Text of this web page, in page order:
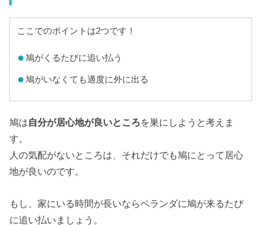
ここでのポイントは2つです！
鳩がくるたびに追い払う
鳩がいなくても適度に外に出る
鳩は自分が居心地が良いところを巣にしようと考えま
す。
人の気配がないところは、それだけでも鳩にとって居心
地が良いのです。
もし、家にいる時間が長いならベランダに鳩が来るたび
に追い払いましょう。